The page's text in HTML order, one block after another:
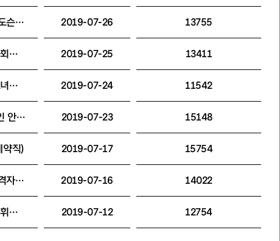
[채용공고]세종문화회관 세종·충무공이야기 도슨트 모집 공고문 2019-07-26 13755
[합격자발표]서울형 뉴딜일자리 (재)세종문화회관 2019 <문화예술매개자 사업> 최종 합격자 알림(정책기획팀) 2019-07-25 13411
[합격자발표](재)세종문화회관 합창단·소년소녀합창단 총무 및 극단 기획 채용 서류전형 합격자 공고 2019-07-24 11542
[안내]2019 세종시즌공연 제로페이 결제 할인 안내_8월 2019-07-23 15148
약직) 2019-07-17 15754
[합격자발표]세종문화회관 직원 채용 최종합격자 공고 (급여분야) 2019-07-16 14022
[채용공고](재)세종문화회관 소년소녀합창 지휘자 채용 변경 공고 2019-07-12 12754